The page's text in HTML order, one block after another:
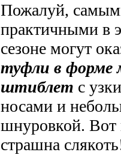
Пожалуй,
практичными в
сезоне могут
туфли в форме
штиблет с
носами и
шнуровкой. Вот
страшна